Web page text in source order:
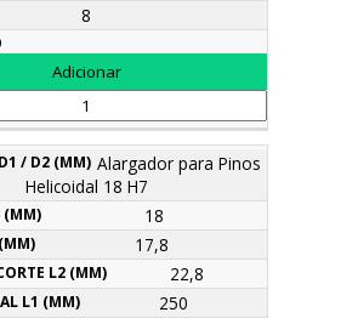
8
Alargador para Pinos
Helicoidal 18 H7
18
17,8
22,8
250